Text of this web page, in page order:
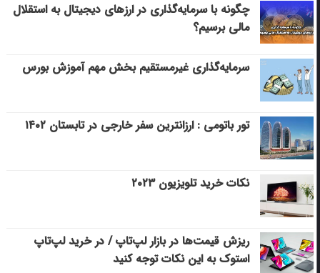
چگونه با سرمایه‌گذاری در ارزهای دیجیتال به استقلال
مالی برسیم؟
سرمایه‌گذاری غیرمستقیم بخش مهم آموزش بورس
تور باتومی : ارزانترین سفر خارجی در تابستان ۱۴۰۲
نکات خرید تلویزیون ۲۰۲۳
ریزش قیمت‌ها در بازار لپ‌تاپ / در خرید لپ‌تاپ
استوک به این نکات توجه کنید